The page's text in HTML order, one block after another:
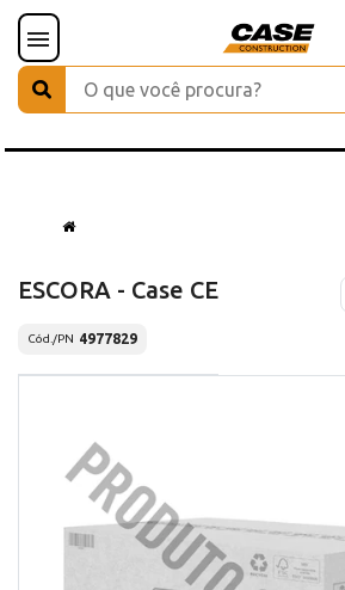
ESCORA - Case CE
Cód./PN 4977829